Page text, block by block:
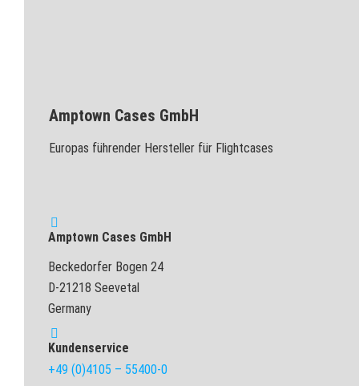
Amptown Cases GmbH
Europas führender Hersteller für Flightcases
Amptown Cases GmbH
Beckedorfer Bogen 24
D-21218 Seevetal
Germany
Kundenservice
+49 (0)4105 – 55400-0